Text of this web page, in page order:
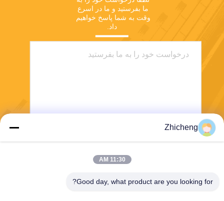
ما بفرستید و ما در اسرع
داد.
بفرست
Zhicheng
11:30 AM
Good day, what product are you looking for?